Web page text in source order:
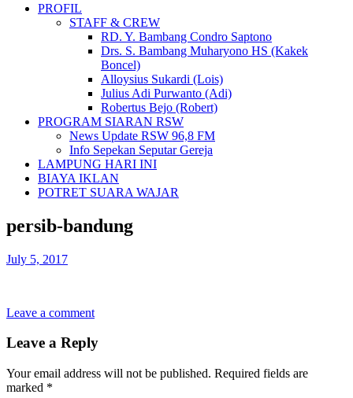
PROFIL
STAFF & CREW
RD. Y. Bambang Condro Saptono
Drs. S. Bambang Muharyono HS (Kakek
Boncel)
Alloysius Sukardi (Lois)
Julius Adi Purwanto (Adi)
Robertus Bejo (Robert)
PROGRAM SIARAN RSW
News Update RSW 96,8 FM
Info Sepekan Seputar Gereja
LAMPUNG HARI INI
BIAYA IKLAN
POTRET SUARA WAJAR
persib-bandung
July 5, 2017
Leave a comment
Leave a Reply
Your email address will not be published. Required fields are
marked *